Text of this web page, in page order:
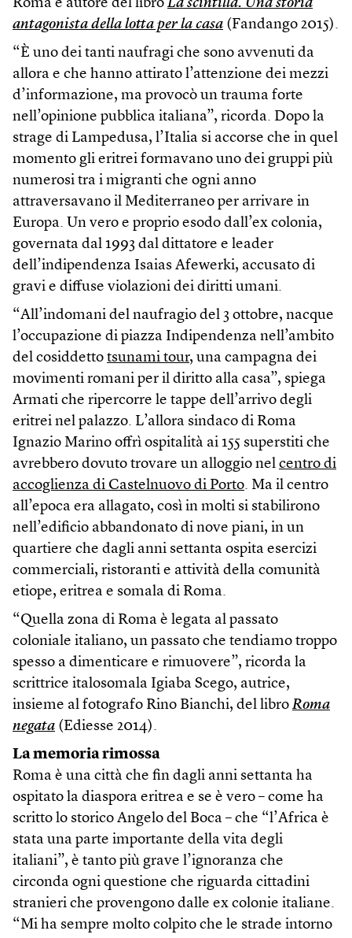
Roma e autore del libro La scintilla. Una storia
antagonista della lotta per la casa (Fandango 2015).
“È uno dei tanti naufragi che sono avvenuti da
allora e che hanno attirato l’attenzione dei mezzi
d’informazione, ma provocò un trauma forte
nell’opinione pubblica italiana”, ricorda. Dopo la
strage di Lampedusa, l’Italia si accorse che in quel
momento gli eritrei formavano uno dei gruppi più
numerosi tra i migranti che ogni anno
attraversavano il Mediterraneo per arrivare in
Europa. Un vero e proprio esodo dall’ex colonia,
governata dal 1993 dal dittatore e leader
dell’indipendenza Isaias Afewerki, accusato di
gravi e diffuse violazioni dei diritti umani.
“All’indomani del naufragio del 3 ottobre, nacque
l’occupazione di piazza Indipendenza nell’ambito
del cosiddetto tsunami tour, una campagna dei
movimenti romani per il diritto alla casa”, spiega
Armati che ripercorre le tappe dell’arrivo degli
eritrei nel palazzo. L’allora sindaco di Roma
Ignazio Marino offrì ospitalità ai 155 superstiti che
avrebbero dovuto trovare un alloggio nel centro di
accoglienza di Castelnuovo di Porto. Ma il centro
all’epoca era allagato, così in molti si stabilirono
nell’edificio abbandonato di nove piani, in un
quartiere che dagli anni settanta ospita esercizi
commerciali, ristoranti e attività della comunità
etiope, eritrea e somala di Roma.
“Quella zona di Roma è legata al passato
coloniale italiano, un passato che tendiamo troppo
spesso a dimenticare e rimuovere”, ricorda la
scrittrice italosomala Igiaba Scego, autrice,
insieme al fotografo Rino Bianchi, del libro Roma
negata (Ediesse 2014).
La memoria rimossa
Roma è una città che fin dagli anni settanta ha
ospitato la diaspora eritrea e se è vero – come ha
scritto lo storico Angelo del Boca – che “l’Africa è
stata una parte importante della vita degli
italiani”, è tanto più grave l’ignoranza che
circonda ogni questione che riguarda cittadini
stranieri che provengono dalle ex colonie italiane.
“Mi ha sempre molto colpito che le strade intorno